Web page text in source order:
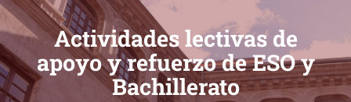
Actividades lectivas de
apoyo y refuerzo de ESO y
Bachillerato